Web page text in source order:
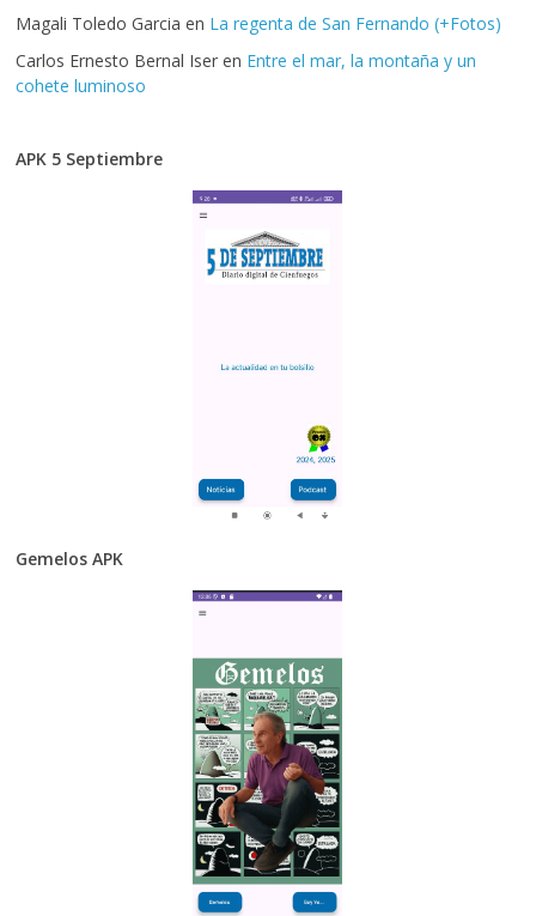
Magali Toledo Garcia en La regenta de San Fernando (+Fotos)
Carlos Ernesto Bernal Iser en Entre el mar, la montaña y un
cohete luminoso
APK 5 Septiembre
Gemelos APK